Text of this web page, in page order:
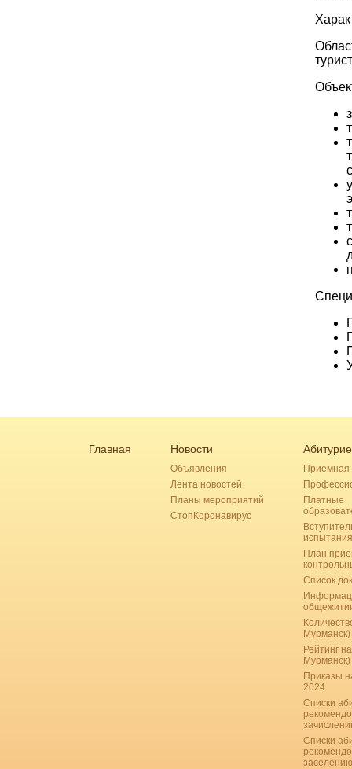
Главная Новости
Объявления
Лента новостей
Планы мероприятий
СтопКоронавирус
Приемная
Платные
испытания
План
Список
Мурманск)
Рейтинг
Мурманск)
Приказы
2024
Списки
Списки